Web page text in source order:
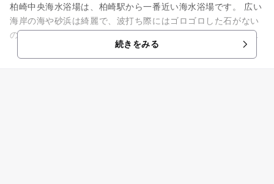
柏崎中央海水浴場は、柏崎駅から一番近い海水浴場です。 広い
海岸の海や砂浜は綺麗で、波打ち際にはゴロゴロした石がない
ので気持ちよく裸足で過ごせます。岩場もあり磯遊びも楽しめ
ます。海の家には温水シ...続きをみる